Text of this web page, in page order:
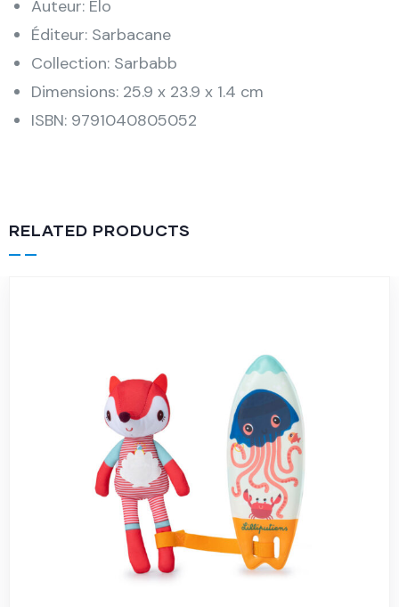
Auteur: Elo
Éditeur: Sarbacane
Collection: Sarbabb
Dimensions: 25.9 x 23.9 x 1.4 cm
ISBN: 9791040805052
RELATED PRODUCTS